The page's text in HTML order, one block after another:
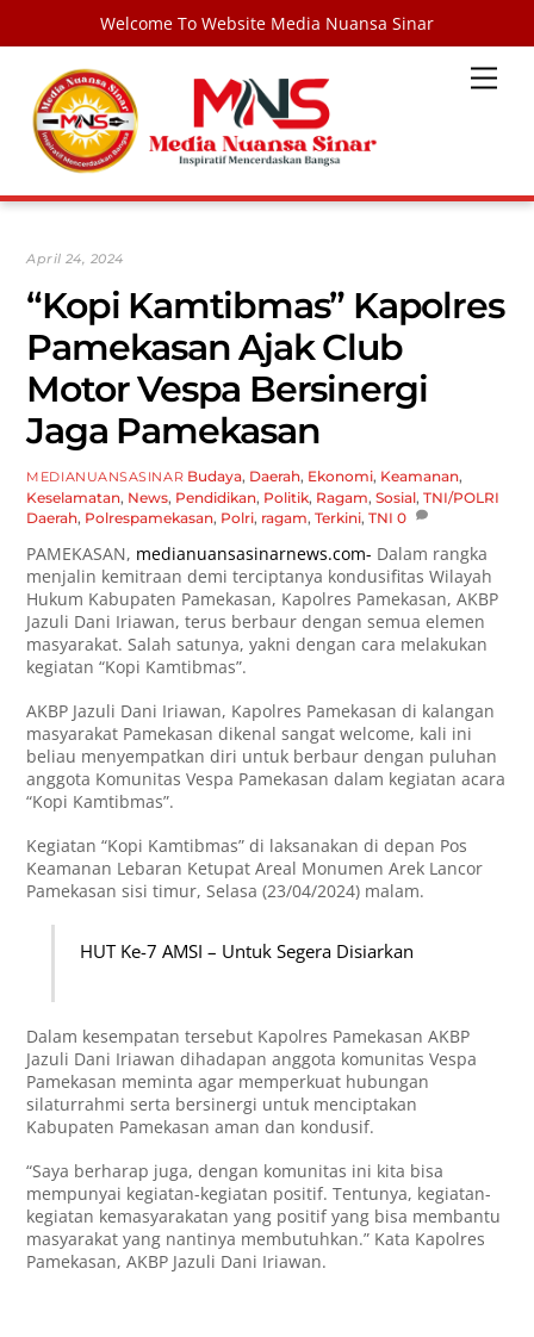
Welcome To Website Media Nuansa Sinar
content
April 24, 2024
“Kopi Kamtibmas” Kapolres
Pamekasan Ajak Club
Motor Vespa Bersinergi
Jaga Pamekasan
MEDIANUANSASINAR Budaya, Daerah, Ekonomi, Keamanan,
Keselamatan, News, Pendidikan, Politik, Ragam,Sosial,TNI/POLRI
Daerah, Polrespamekasan, Polri, ragam,Terkini,TNI 0
PAMEKASAN, medianuansasinarnews.com- Dalam rangka
menjalin kemitraan demi terciptanya kondusifitas Wilayah
Hukum Kabupaten Pamekasan, Kapolres Pamekasan, AKBP
Jazuli Dani Iriawan, terus berbaur dengan semua elemen
masyarakat. Salah satunya, yakni dengan cara melakukan
kegiatan “Kopi Kamtibmas”.
AKBP Jazuli Dani Iriawan, Kapolres Pamekasan di kalangan
masyarakat Pamekasan dikenal sangat welcome, kali ini
beliau menyempatkan diri untuk berbaur dengan puluhan
anggota Komunitas Vespa Pamekasan dalam kegiatan acara
“Kopi Kamtibmas”.
Kegiatan “Kopi Kamtibmas” di laksanakan di depan Pos
Keamanan Lebaran Ketupat Areal Monumen Arek Lancor
Pamekasan sisi timur, Selasa (23/04/2024) malam.
HUT Ke-7 AMSI – Untuk Segera Disiarkan
Dalam kesempatan tersebut Kapolres Pamekasan AKBP
Jazuli Dani Iriawan dihadapan anggota komunitas Vespa
Pamekasan meminta agar memperkuat hubungan
silaturrahmi serta bersinergi untuk menciptakan
Kabupaten Pamekasan aman dan kondusif.
“Saya berharap juga, dengan komunitas ini kita bisa
mempunyai kegiatan-kegiatan positif. Tentunya, kegiatan-
kegiatan kemasyarakatan yang positif yang bisa membantu
masyarakat yang nantinya membutuhkan.” Kata Kapolres
Pamekasan, AKBP Jazuli Dani Iriawan.